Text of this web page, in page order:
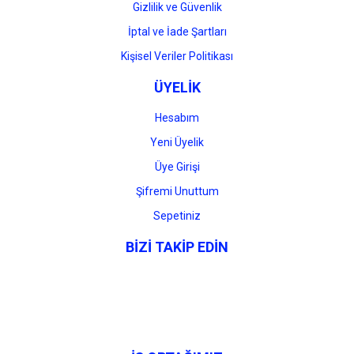
Gizlilik ve Güvenlik
İptal ve İade Şartları
Kişisel Veriler Politikası
ÜYELİK
Hesabım
Yeni Üyelik
Üye Girişi
Şifremi Unuttum
Sepetiniz
BİZİ TAKİP EDİN